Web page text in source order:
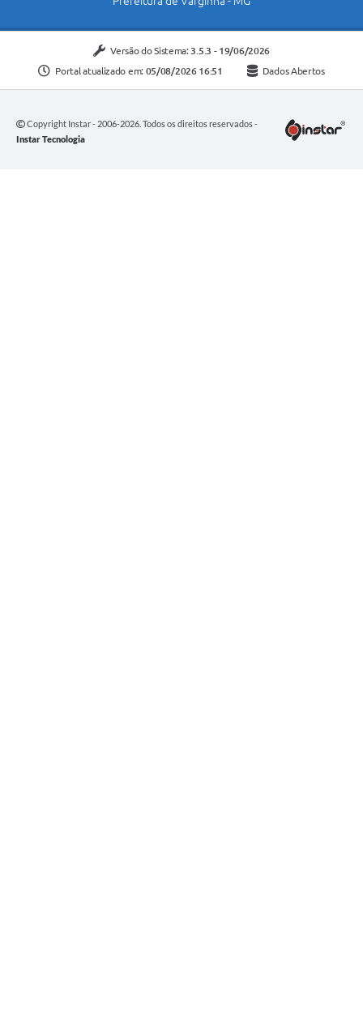
Versão do Sistema: 3.5.3 - 19/06/2026
Portal atualizado em: 05/08/2026 16:51 Dados Abertos
Copyright Instar - 2006-2026. Todos os direitos reservados -
Instar Tecnologia